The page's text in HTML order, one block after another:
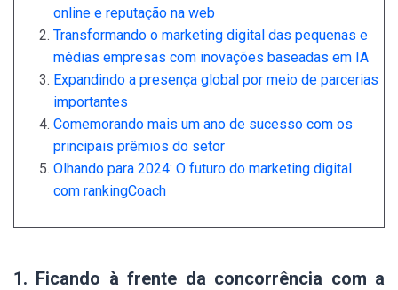
online e reputação na web
Transformando o marketing digital das pequenas e
médias empresas com inovações baseadas em IA
Expandindo a presença global por meio de parcerias
importantes
Comemorando mais um ano de sucesso com os
principais prêmios do setor
Olhando para 2024: O futuro do marketing digital
com rankingCoach
1. Ficando à frente da concorrência com a